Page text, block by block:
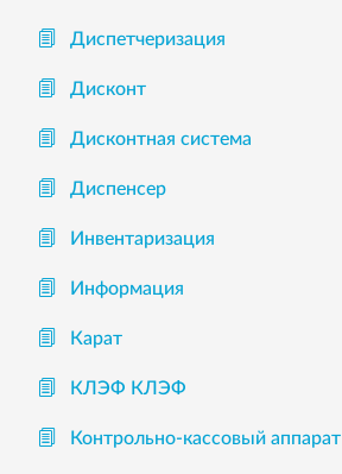
Диспетчеризация
Дисконт
Дисконтная система
Диспенсер
Инвентаризация
Информация
Карат
КЛЭФ КЛЭФ
Контрольно-кассовый аппарат